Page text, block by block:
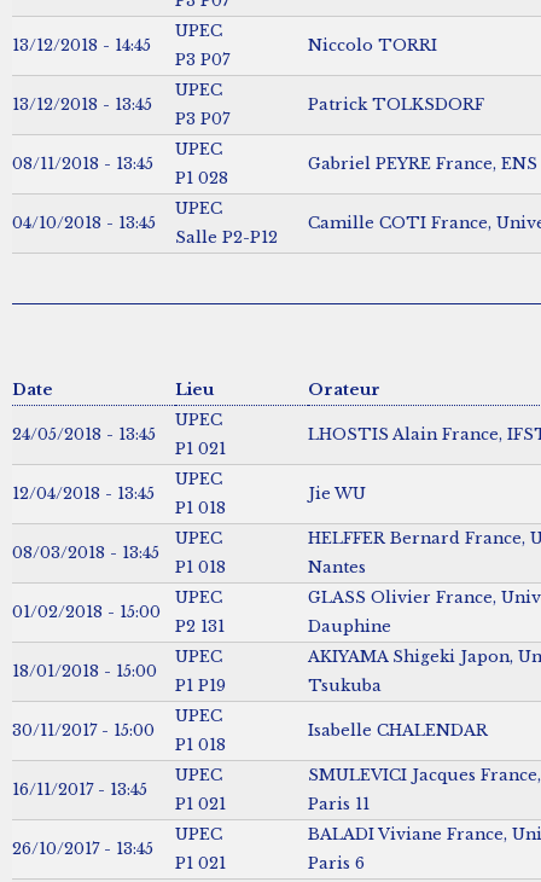
13/12/2018 - 14:45
UPEC
P3 P07
Niccolo TORRI
13/12/2018 - 13:45
UPEC
P3 P07
Patrick TOLKSDORF
08/11/2018 - 13:45
UPEC
P1 028
Gabriel PEYRE France,
04/10/2018 - 13:45
UPEC
Salle P2-P12
Camille COTI France,
Date Lieu Orateur
24/05/2018 - 13:45
UPEC
P1 021
LHOSTIS Alain France,
12/04/2018 - 13:45
UPEC
P1 018
Jie WU
08/03/2018 - 13:45
UPEC
P1 018
HELFFER Bernard France,
Nantes
01/02/2018 - 15:00
UPEC
P2 131
GLASS Olivier France,
Dauphine
18/01/2018 - 15:00
UPEC
P1 P19
AKIYAMA Shigeki Japon,
Tsukuba
30/11/2017 - 15:00
UPEC
P1 018
Isabelle CHALENDAR
16/11/2017 - 13:45
UPEC
P1 021
SMULEVICI Jacques
Paris 11
26/10/2017 - 13:45
UPEC
P1 021
BALADI Viviane France,
Paris 6